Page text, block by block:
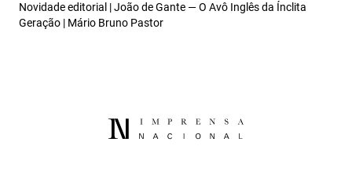
Novidade editorial | João de Gante — O Avô Inglês da Ínclita
Geração | Mário Bruno Pastor